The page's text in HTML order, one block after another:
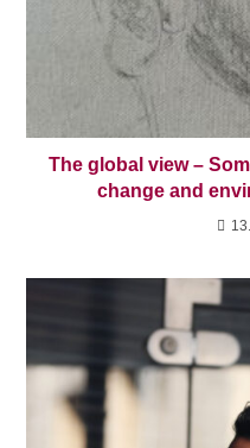
The global view –
change and